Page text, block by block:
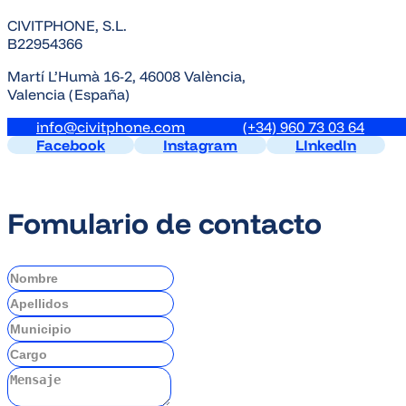
CIVITPHONE, S.L.
B22954366
Martí L’Humà 16-2, 46008 València,
Valencia (España)
info@civitphone.com
(+34) 960 73 03 64
Facebook
Instagram LInkedIn
Fomulario de contacto